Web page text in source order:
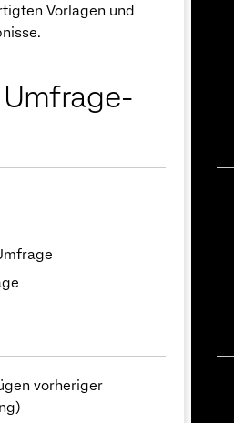
Vorlagen und
vorheriger